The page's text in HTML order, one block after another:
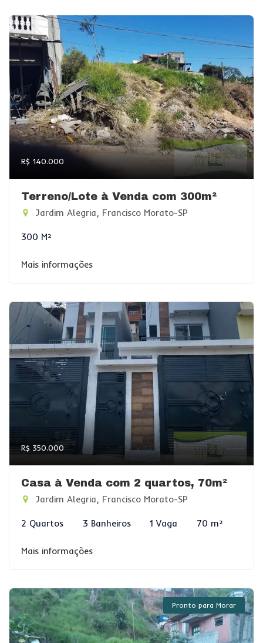
R$ 140.000
Terreno/Lote à Venda com 300m²
Jardim Alegria, Francisco Morato-SP
300 M²
Mais informações
R$ 350.000
Casa à Venda com 2 quartos, 70m²
Jardim Alegria, Francisco Morato-SP
2 Quartos 3 Banheiros 1 Vaga 70 m²
Mais informações
Pronto para Morar